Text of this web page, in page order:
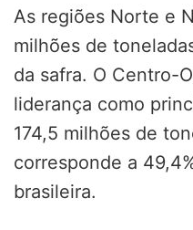
As regiões Norte e
milhões de
da safra. O Centro-
liderança como
174,5 milhões de
corresponde a
brasileira.